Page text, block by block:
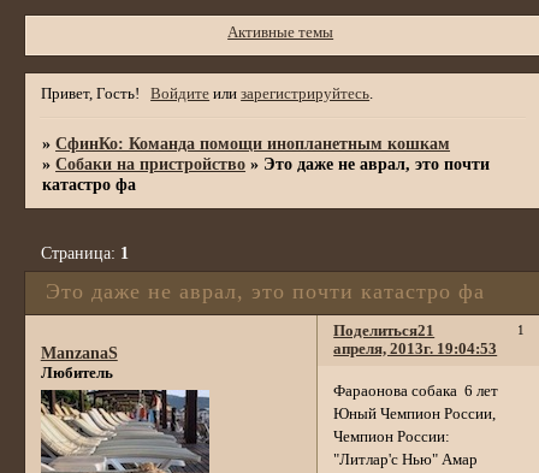
Активные темы
Привет, Гость! Войдите илизарегистрируйтесь.
»СфинКо: Команда помощи инопланетным кошкам
»Собаки на пристройство » Это даже не аврал, это почти
катастро фа
Это даже не аврал, это почти катастро фа
Страница: 1
Поделиться 1
21
апреля, 2013г. 19:04:53
ManzanaS
Любитель
Фараонова собака 6 лет
Юный Чемпион России,
Чемпион России:
"Литлар'с Нью" Амар